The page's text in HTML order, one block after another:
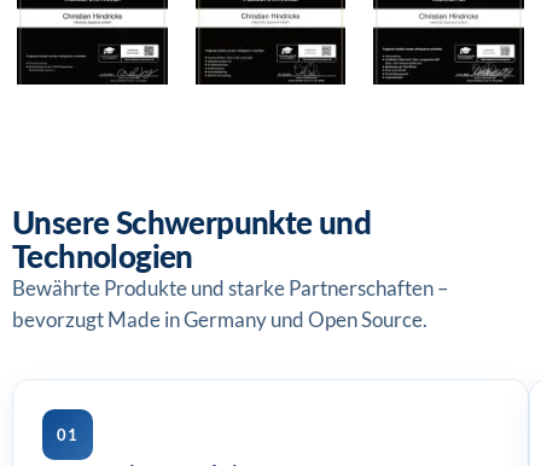
Unsere Schwerpunkte und
Technologien
Bewährte Produkte und starke Partnerschaften –
bevorzugt Made in Germany und Open Source.
01